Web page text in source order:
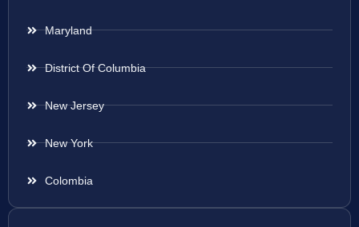
Maryland
District Of Columbia
New Jersey
New York
Colombia